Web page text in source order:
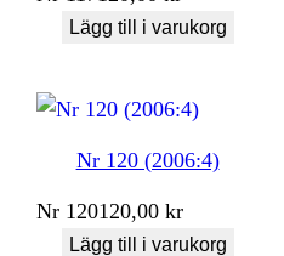
Lägg till i varukorg
Nr 120 (2006:4)
Nr 120120,00kr
Lägg till i varukorg